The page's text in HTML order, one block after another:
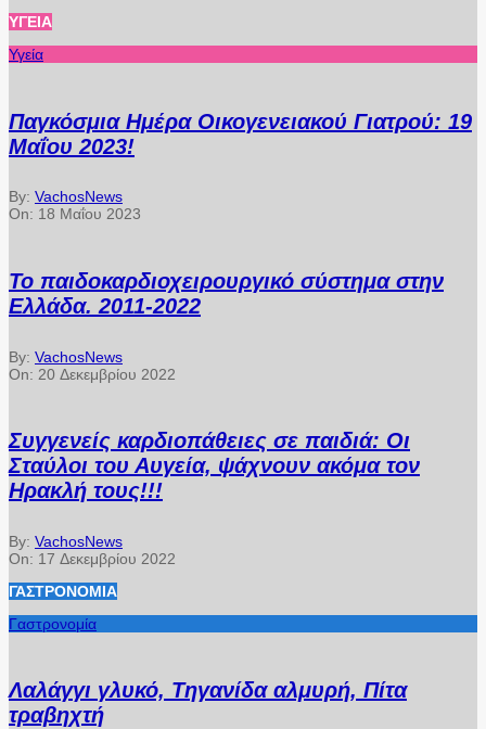
ΥΓΕΊΑ
Υγεία
Παγκόσμια Ημέρα Οικογενειακού Γιατρού: 19
Μαΐου 2023!
By: VachosNews
On: 18 Μαΐου 2023
Το παιδοκαρδιοχειρουργικό σύστημα στην
Ελλάδα. 2011-2022
By: VachosNews
On: 20 Δεκεμβρίου 2022
Συγγενείς καρδιοπάθειες σε παιδιά: Οι
Σταύλοι του Αυγεία, ψάχνουν ακόμα τον
Ηρακλή τους!!!
By: VachosNews
On: 17 Δεκεμβρίου 2022
ΓΑΣΤΡΟΝΟΜΊΑ
Γαστρονομία
Λαλάγγι γλυκό, Τηγανίδα αλμυρή, Πίτα
τραβηχτή